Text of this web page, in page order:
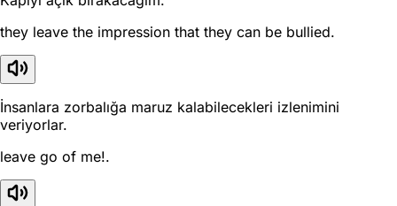
they leave the impression that they can be bullied.
İnsanlara zorbalığa maruz kalabilecekleri izlenimini
veriyorlar.
leave go of me!.